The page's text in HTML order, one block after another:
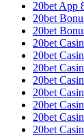
20bet App
20bet
20bet
20bet
20bet
20bet
20bet
20bet
20bet
20bet
20bet